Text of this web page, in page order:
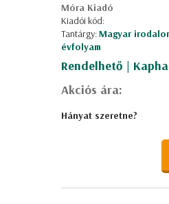
Móra Kiadó
Kiadói kód:
Tantárgy:Magyar
évfolyam
Rendelhető |
Akciós ára:
Hányat szeretne?